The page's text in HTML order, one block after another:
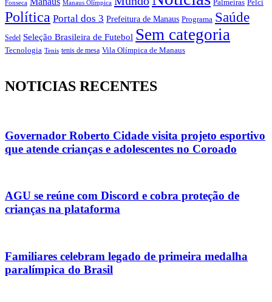
Fonseca Manaus Olímpica Palmeiras Pelci
Política Portal dos 3 Prefeitura de Manaus Programa Saúde
Sedel Seleção Brasileira de Futebol Sem categoria
Tecnologia Tenis tenis de mesa Vila Olímpica de Manaus
NOTICIAS RECENTES
Governador Roberto Cidade visita projeto esportivo
que atende crianças e adolescentes no Coroado
AGU se reúne com Discord e cobra proteção de
crianças na plataforma
Familiares celebram legado de primeira medalha
paralímpica do Brasil